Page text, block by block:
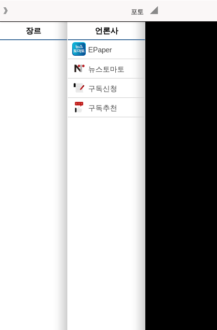
포토
장르 언론사
EPaper
뉴스토마토
구독신청
구독추천
작성된 기사가 없습니다.